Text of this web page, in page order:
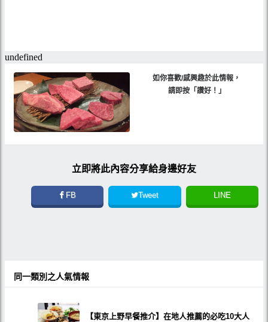
如你喜歡/感興趣於此情報，
請即按「讚好！」
立即將此內容分享給身邊好友
FB Tweet LINE
同一類別之人氣情報
【東京上野早餐推介】在地人推薦的必吃10大人